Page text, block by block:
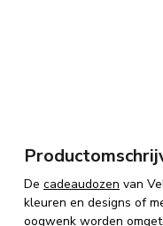
De cadeaudozen van
kleuren en designs of
oogwenk worden